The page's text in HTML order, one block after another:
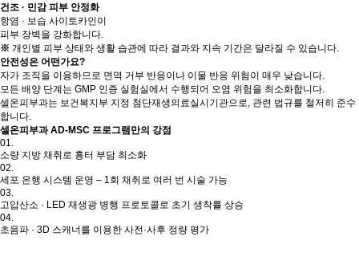
건조 · 민감 피부 안정화
항염 · 보습 사이토카인이
피부 장벽을 강화합니다.
※ 개인별 피부 상태와 생활 습관에 따라 결과와 지속 기간은 달라질 수 있습니다.
안전성은 어떤가요?
자가 조직을 이용하므로 면역 거부 반응이나 이물 반응 위험이 매우 낮습니다.
모든 배양 단계는 GMP 인증 실험실에서 수행되어 오염 위험을 최소화합니다.
셀온피부과는 보건복지부 지정 첨단재생의료실시기관으로, 관련 법규를 철저히 준수
합니다.
셀온피부과AD‑MSC 프로그램만의 강점
01.
소량 지방 채취로 흉터 부담 최소화
02.
세포 은행 시스템 운영 – 1회 채취로 여러 번 시술 가능
03.
고압산소 · LED 재생광 병행 프로토콜로 초기 생착률 상승
04.
초음파 · 3D 스캐너를 이용한 사전·사후 정량 평가